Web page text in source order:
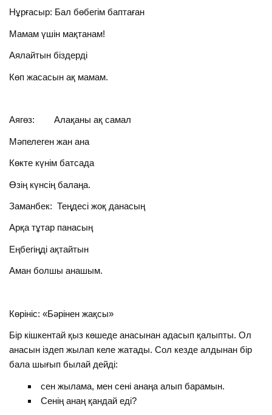
Нұрғасыр: Бал бөбегім баптаған
Мамам үшін мақтанам!
Аялайтын біздерді
Көп жасасын ақ мамам.
Аягөз: Алақаны ақ самал
Мәпелеген жан ана
Көкте күнім батсада
Өзің күнсің балаңа.
Заманбек: Теңдесі жоқ данасың
Арқа тұтар панасың
Еңбегіңді ақтайтын
Аман болшы анашым.
Көрініс: «Бәрінен жақсы»
Бір кішкентай қыз көшеде анасынан адасып қалыпты. Ол
анасын іздеп жылап келе жатады. Сол кезде алдынан бір
бала шығып былай дейді:
сен жылама, мен сені анаңа алып барамын.
Сенің анаң қандай еді?